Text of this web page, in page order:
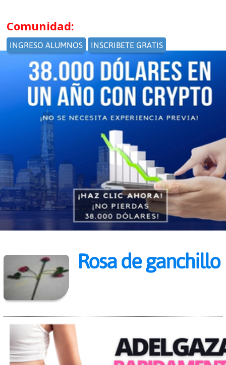
Rosa de ganchillo
Comunidad: